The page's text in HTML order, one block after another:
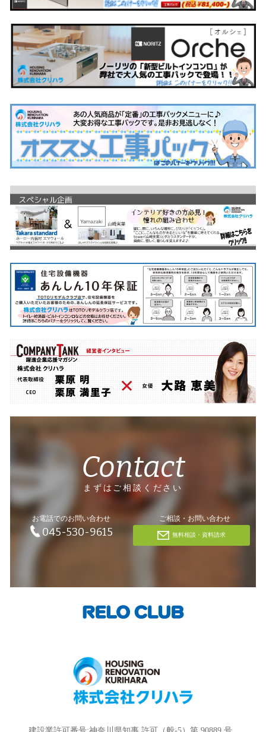
Contact
まずはご相談ください
お電話でのお問い合わせ
045-530-9615
ご相談・お問い合わせ
無料相談・資料請求